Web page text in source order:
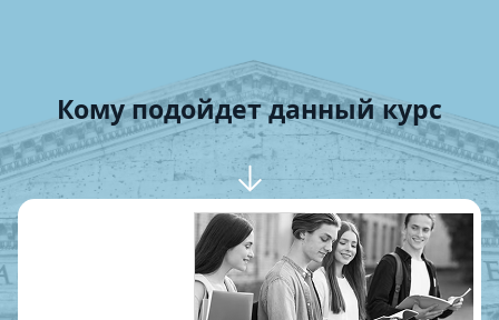
Кому подойдет данный курс